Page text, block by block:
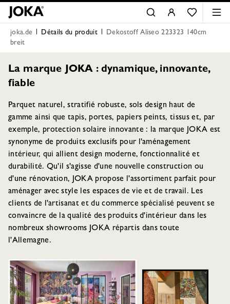
joka.de Détails du produit
Dekostoff Aliseo 223323 140cm
breit
La marque JOKA : dynamique, innovante,
fiable
Parquet naturel, stratifié robuste, sols design haut de
gamme ainsi que tapis, portes, papiers peints, tissus et, par
exemple, protection solaire innovante : la marque JOKA est
synonyme de produits exclusifs pour l'aménagement
intérieur, qui allient design moderne, fonctionnalité et
durabilité. Qu'il s'agisse d'une nouvelle construction ou
d'une rénovation, JOKA propose l'assortiment parfait pour
aménager avec style les espaces de vie et de travail. Les
clients de l'artisanat et du commerce spécialisé peuvent se
convaincre de la qualité des produits d'intérieur dans les
nombreux showrooms JOKA répartis dans toute
l'Allemagne.